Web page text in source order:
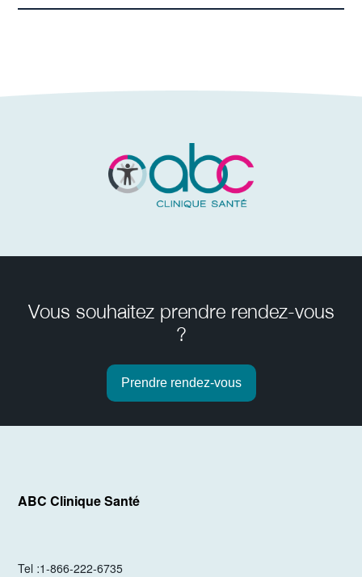
Vous souhaitez prendre rendez-vous
?
Prendre rendez-vous
ABC Clinique Santé
Tel :1-866-222-6735